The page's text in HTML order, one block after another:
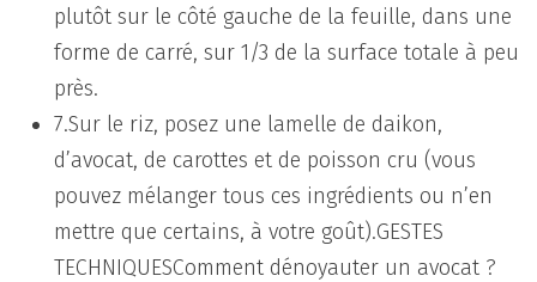
plutôt sur le côté gauche de la feuille, dans une
forme de carré, sur 1/3 de la surface totale à peu
près.
7.Sur le riz, posez une lamelle de daikon,
d’avocat, de carottes et de poisson cru (vous
pouvez mélanger tous ces ingrédients ou n’en
mettre que certains, à votre goût).GESTES
TECHNIQUESComment dénoyauter un avocat ?